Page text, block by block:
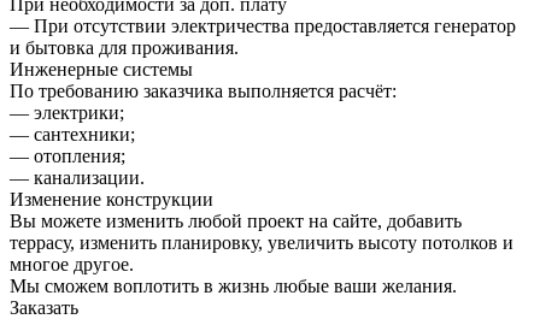
— При отсутствии электричества предоставляется генератор
и бытовка для проживания.
Инженерные системы
По требованию заказчика выполняется расчёт:
— электрики;
— сантехники;
— отопления;
— канализации.
Изменение конструкции
Вы можете изменить любой проект на сайте, добавить
террасу, изменить планировку, увеличить высоту потолков и
многое другое.
Мы сможем воплотить в жизнь любые ваши желания.
Заказать